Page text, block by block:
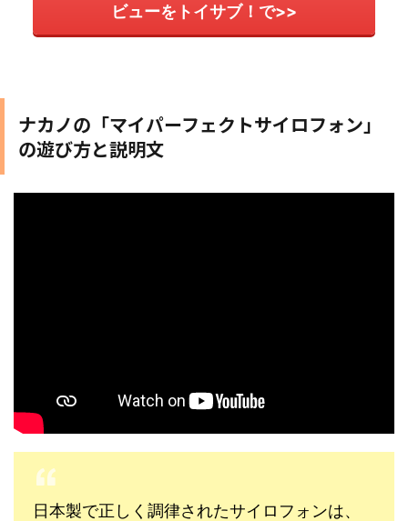
ビューをトイサブ！で>>
ナカノの「マイパーフェクトサイロフォン」
の遊び方と説明文
日本製で正しく調律されたサイロフォンは、